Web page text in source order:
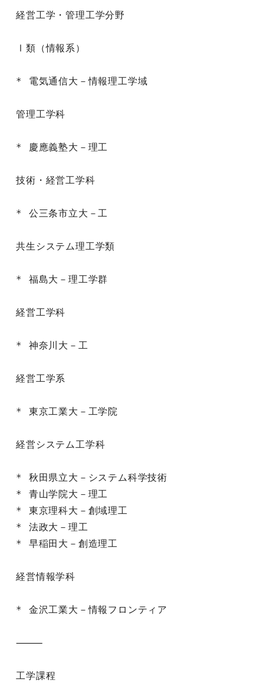
経営工学・管理工学分野
Ⅰ類（情報系）
* 電気通信大－情報理工学域
管理工学科
* 慶應義塾大－理工
技術・経営工学科
* 公三条市立大－工
共生システム理工学類
* 福島大－理工学群
経営工学科
* 神奈川大－工
経営工学系
* 東京工業大－工学院
経営システム工学科
* 秋田県立大－システム科学技術
* 青山学院大－理工
* 東京理科大－創域理工
* 法政大－理工
* 早稲田大－創造理工
経営情報学科
* 金沢工業大－情報フロンティア
⸻
工学課程